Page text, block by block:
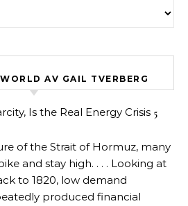
AV GAIL TVERBERG
Is the Real Energy Crisis 5
of the Strait of Hormuz, many
and stay high. . . . Looking at
to 1820, low demand
produced financial